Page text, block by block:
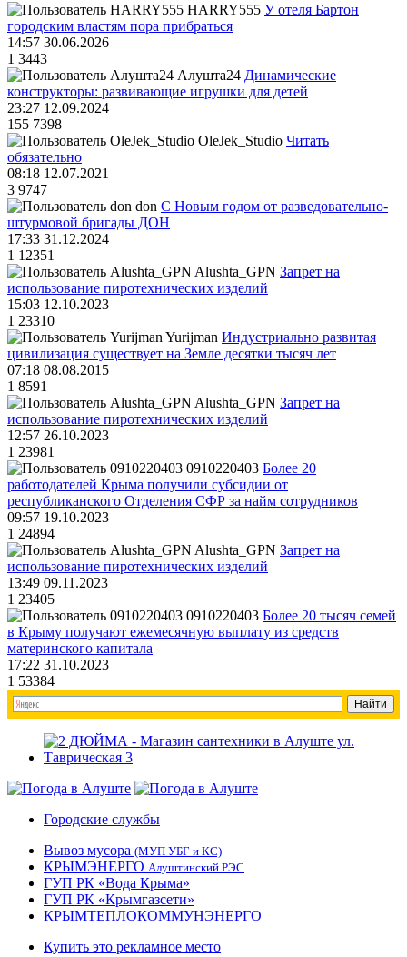
HARRY555 У отеля Бартон
городским властям пора прибраться
14:57 30.06.2026
1 3443
Алушта24 Динамические
конструкторы: развивающие игрушки для детей
23:27 12.09.2024
155 7398
OleJek_Studio Читать
обязательно
08:18 12.07.2021
3 9747
don С Новым годом от разведовательно-
штурмовой бригады ДОН
17:33 31.12.2024
1 12351
Alushta_GPN Запрет на
использование пиротехнических изделий
15:03 12.10.2023
1 23310
Yurijman Индустриально развитая
цивилизация существует на Земле десятки тысяч лет
07:18 08.08.2015
1 8591
Alushta_GPN Запрет на
использование пиротехнических изделий
12:57 26.10.2023
1 23981
0910220403 Более 20
работодателей Крыма получили субсидии от
республиканского Отделения СФР за найм сотрудников
09:57 19.10.2023
1 24894
Alushta_GPN Запрет на
использование пиротехнических изделий
13:49 09.11.2023
1 23405
0910220403 Более 20 тысяч семей
в Крыму получают ежемесячную выплату из средств
материнского капитала
17:22 31.10.2023
1 53384
Городские службы
Вывоз мусора (МУП УБГ и КС)
КРЫМЭНЕРГО Алуштинский РЭС
ГУП РК «Вода Крыма»
ГУП РК «Крымгазсети»
КРЫМТЕПЛОКОММУНЭНЕРГО
Купить это рекламное место